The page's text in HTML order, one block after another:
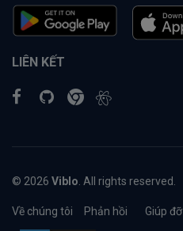
LIÊN KẾT
© 2026 Viblo . All rights reserved.
Về chúng tôi Phản hồi Giúp đỡ